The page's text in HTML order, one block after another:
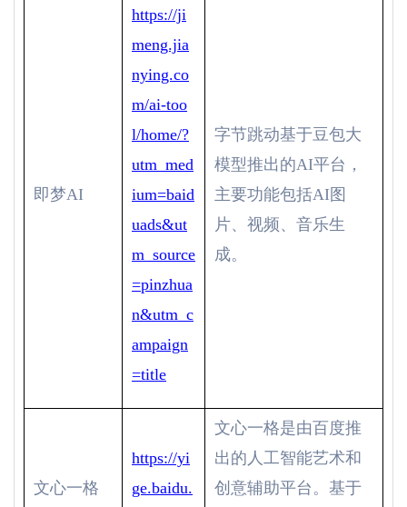
即梦AI
https://ji
meng.jia
nying.co
m/ai-too
l/home/?
utm_med
ium=baid
uads&ut
m_source
=pinzhua
n&utm_c
ampaign
=title
字节跳动基于豆包大
模型推出的AI平台，
主要功能包括AI图
片、视频、音乐生
成。
文心一格
https://yi
ge.baidu.
文心一格是由百度推
出的人工智能艺术和
创意辅助平台。基于